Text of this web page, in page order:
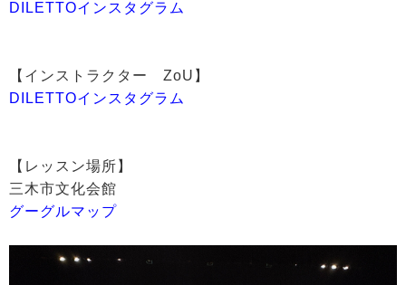
DILETTOインスタグラム
【インストラクター ZoU】
DILETTOインスタグラム
【レッスン場所】
三木市文化会館
グーグルマップ